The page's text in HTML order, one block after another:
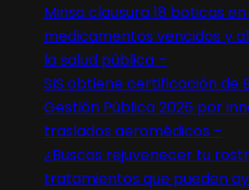
Minsa clausura 18 boticas
medicamentos vencidos y
la salud pública –
SIS obtiene certificación de
Gestión Pública 2026 por
traslados aeromédicos –
¿Buscas rejuvenecer tu
tratamientos que pueden